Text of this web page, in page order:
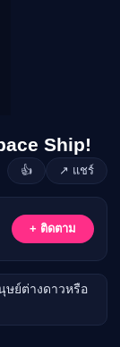
Ship!
👍 ↗ แชร์
+ ติดตาม
ษย์ต่างดาวหรือ